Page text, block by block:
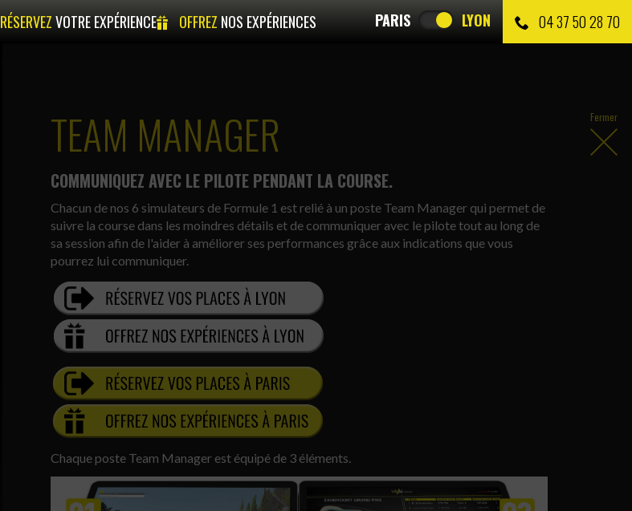
RÉSERVEZVOTRE EXPÉRIENCE OFFREZ NOS EXPÉRIENCES PARIS LYON 04 37 50 28 70
TEAM MANAGER Fermer
COMMUNIQUEZ AVEC LE PILOTE PENDANT LA COURSE.
Chacun de nos 6 simulateurs de Formule 1 est relié à un poste Team Manager qui permet de
suivre la course dans les moindres détails et de communiquer avec le pilote tout au long de
sa session afin de l'aider à améliorer ses performances grâce aux indications que vous
pourrez lui communiquer.
Chaque poste Team Manager est équipé de 3 éléments.